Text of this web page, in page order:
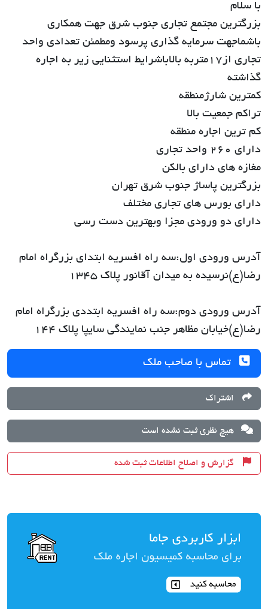
با سلام
بزرگترین مجتمع تجاری جنوب شرق جهت همکاری
باشماجهت سرمایه گذاری پرسود ومطمئن تعدادی واحد
تجاری از۱۷متربه بالاباشرایط استثنایی زیر به اجاره
گذاشته
کمترین شارژمنطقه
تراکم جمعیت بالا
کم ترین اجاره منطقه
دارای ۲۶۰ واحد تجاری
مغازه های دارای بالکن
بزرگترین پاساژ جنوب شرق تهران
دارای بورس های تجاری مختلف
دارای دو ورودی مجزا وبهترین دست رسی
آدرس ورودی اول:سه راه افسریه ابتدای بزرگراه امام
رضا(ع)نرسیده به میدان آقانور پلاک ۱۳۴۵
آدرس ورودی دوم:سه راه افسریه ابتددی بزرگراه امام
رضا(ع)خیابان مظاهر جنب نمایندگی سایپا پلاک ۱۴۴
تماس با صاحب ملک
اشتراک
هیچ نظری ثبت نشده است
گزارش و اصلاح اطلاعات ثبت شده